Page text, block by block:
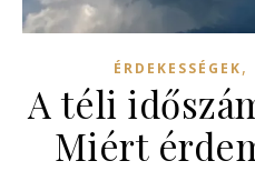
ÉRDEKESSÉGEK,
A téli
Miért